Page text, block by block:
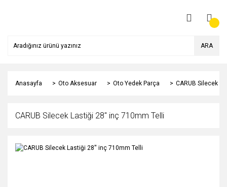
ARA
Anasayfa Oto Aksesuar Oto Yedek Parça CARUB Silecek
CARUB Silecek Lastiği 28'' inç 710mm Telli